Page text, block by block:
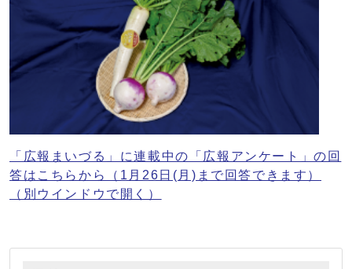
「広報まいづる」に連載中の「広報アンケート」の回
答はこちらから（1月26日(月)まで回答できます）
（別ウインドウで開く）